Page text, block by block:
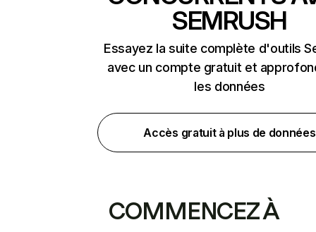
SEMRUSH
Essayez la suite complète d'outils
avec un compte gratuit et
les données
Accès gratuit à plus de données
COMMENCEZ À